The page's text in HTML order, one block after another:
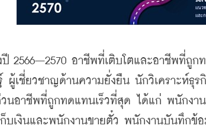
อาชีพที่เติบโตและอาชีพที่ถู
เชี่ยวชาญด้านความยั่งยืน นักวิเคราะห์ธุร
อาชีพที่ถูกทดแทนเร็วที่สุด ได้แก่ พนักงาน
บเงินและพนักงานขายตั๋ว พนักงานบันทึกข้